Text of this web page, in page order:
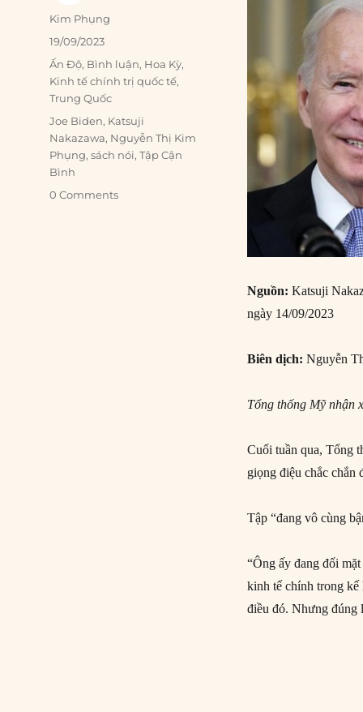
Nguồn:Katsuji
ngày 14/09/2023
Biên dịch:Nguyễn
Tổng thống Mỹ nhận
Cuối tuần qua, Tổng
giọng điệu chắc chắn
Tập “đang vô cùng
“Ông ấy đang đối
kinh tế chính trong
điều đó. Nhưng đúng
Author
Kim Phụng
Posted
on
19/09/2023
Categories
Ấn Độ, Bình luận, Hoa Kỳ,
Kinh tế chính trị quốc tế,
Trung Quốc
Tags
Joe Biden, Katsuji
Nakazawa, Nguyễn Thị Kim
Phụng,sách nói,Tập Cận
Bình
0 Comments